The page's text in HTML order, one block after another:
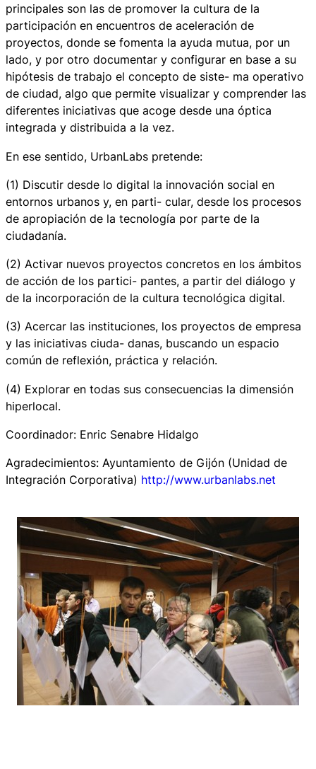
principales son las de promover la cultura de la
participación en encuentros de aceleración de
proyectos, donde se fomenta la ayuda mutua, por un
lado, y por otro documentar y configurar en base a su
hipótesis de trabajo el concepto de siste- ma operativo
de ciudad, algo que permite visualizar y comprender las
diferentes iniciativas que acoge desde una óptica
integrada y distribuida a la vez.
En ese sentido, UrbanLabs pretende:
(1) Discutir desde lo digital la innovación social en
entornos urbanos y, en parti- cular, desde los procesos
de apropiación de la tecnología por parte de la
ciudadanía.
(2) Activar nuevos proyectos concretos en los ámbitos
de acción de los partici- pantes, a partir del diálogo y
de la incorporación de la cultura tecnológica digital.
(3) Acercar las instituciones, los proyectos de empresa
y las iniciativas ciuda- danas, buscando un espacio
común de reflexión, práctica y relación.
(4) Explorar en todas sus consecuencias la dimensión
hiperlocal.
Coordinador: Enric Senabre Hidalgo
Agradecimientos: Ayuntamiento de Gijón (Unidad de
Integración Corporativa) http://www.urbanlabs.net